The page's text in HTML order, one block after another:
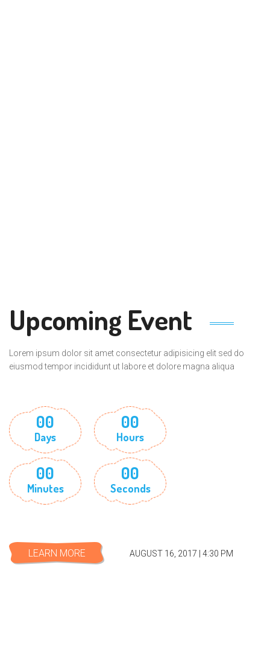
Upcoming Event
Lorem ipsum dolor sit amet consectetur adipisicing elit sed do
eiusmod tempor incididunt ut labore et dolore magna aliqua
00
Days
00
Hours
00
Minutes
00
Seconds
LEARN MORE AUGUST 16, 2017 | 4:30 PM